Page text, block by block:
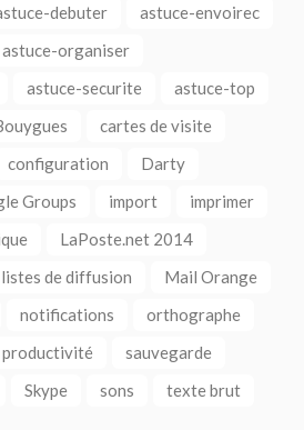
debuter
astuce-envoirec
astuce-organiser
astuce-securite
astuce-top
cartes de visite
configuration
Darty
Groups import
imprimer
LaPoste.net 2014
listes de diffusion
Mail Orange
notifications
orthographe
productivité
sauvegarde
Skype sons
texte brut